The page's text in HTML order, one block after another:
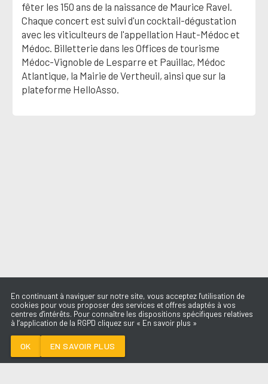
GHOSTS
fêter les 150 ans de la naissance de Maurice Ravel.
Chaque concert est suivi d'un cocktail-dégustation
avec les viticulteurs de l'appellation Haut-Médoc et
Médoc. Billetterie dans les Offices de tourisme
Médoc-Vignoble de Lesparre et Pauillac, Médoc
Atlantique, la Mairie de Vertheuil, ainsi que sur la
plateforme HelloAsso.
En continuant à naviguer sur notre site, vous acceptez l'utilisation de
cookies pour vous proposer des services et offres adaptés à vos
centres d'intérêts. Pour connaître les dispositions spécifiques relatives
à l’application de la RGPD cliquez sur « En savoir plus »
OK EN SAVOIR PLUS